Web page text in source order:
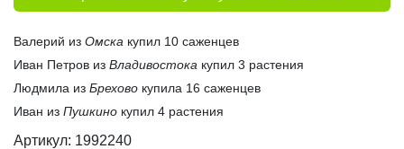
Валерий из Омска купил 10 саженцев
Иван Петров из Владивостока купил 3 растения
Людмила из Брехово купила 16 саженцев
Иван из Пушкино купил 4 растения
Артикул: 1992240